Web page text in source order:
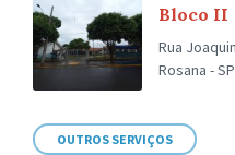
Bloco II
Rua
Rosana - SP
OUTROS SERVIÇOS